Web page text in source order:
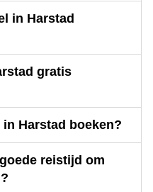
in Harstad
gratis
Harstad boeken?
reistijd om